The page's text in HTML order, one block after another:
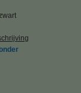
zwart